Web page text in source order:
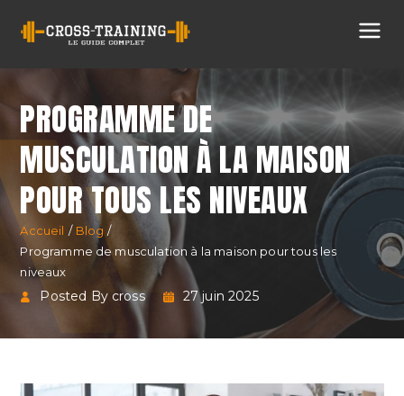
Cross
Training
PROGRAMME DE
MUSCULATION À LA MAISON
POUR TOUS LES NIVEAUX
Accueil
Blog
Programme de musculation à la maison pour tous les
niveaux
Posted By cross 27 juin 2025